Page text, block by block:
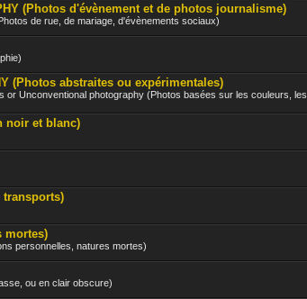
(Photos d'évènement et de photos journalisme)
de rue, de mariage, d'évènements sociaux)
(Photos abstraites ou expérimentales)
Unconventional photography (Photos basées sur les couleurs, les
noir et blanc)
transports)
mortes)
personnelles, natures mortes)
ou en clair obscure)